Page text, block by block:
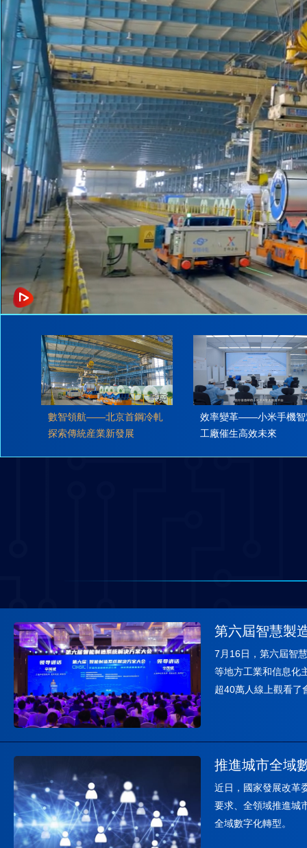
數智領航——北京首鋼冷軋
探索傳統産業新發展
效率變革——小米手機智
工廠催生高效未來
第六屆智慧製
7月16日，第六屆智
等地方工業和信息化
超40萬人線上觀看了
推進城市全域
近日，國家發展改革委、國家數
要求、全領域推進城
全域數字化轉型。